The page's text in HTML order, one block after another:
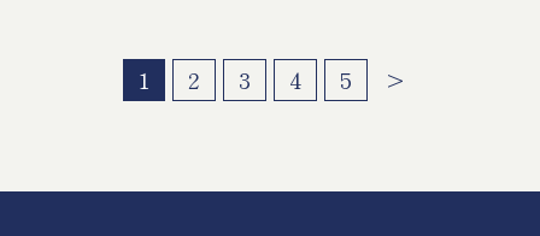
1 2 3 4 5 >